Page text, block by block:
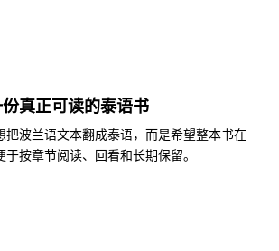
真正可读的泰语书
把波兰语文本翻成泰语，而是希望整本书在
按章节阅读、回看和长期保留。